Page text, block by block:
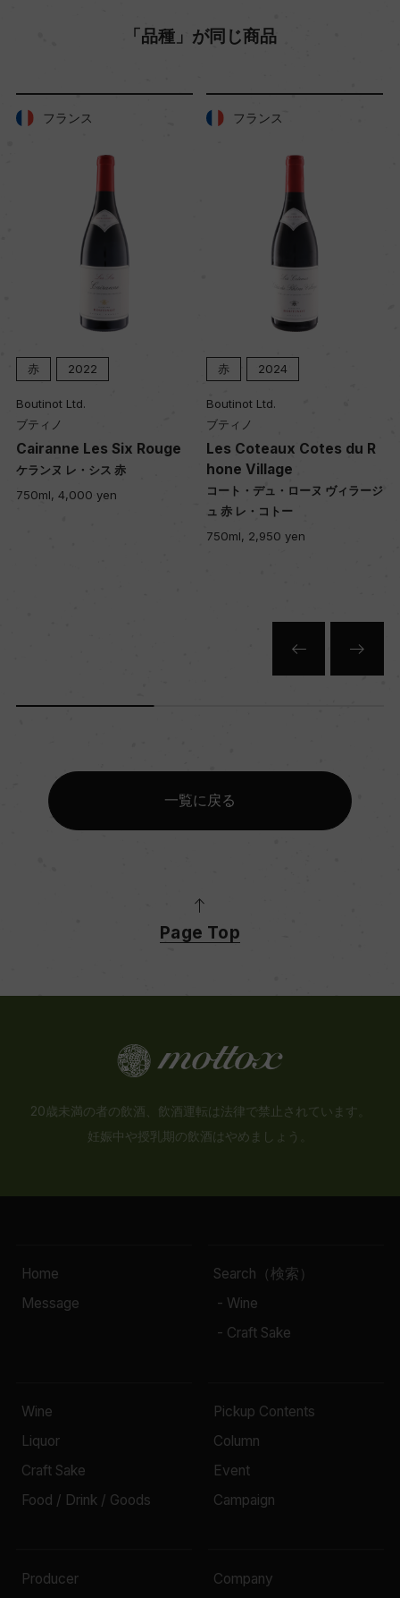
「品種」が同じ商品
フランス
赤 2022
Boutinot Ltd.
ブティノ
Cairanne Les Six Rouge
ケランヌ レ・シス 赤
750ml, 4,000 yen
フランス
赤 2024
Boutinot Ltd.
ブティノ
Les Coteaux Cotes du R
hone Village
コート・デュ・ローヌ ヴィラージ
ュ 赤 レ・コトー
750ml, 2,950 yen
一覧に戻る
Page Top
20歳未満の者の飲酒、飲酒運転は法律で禁止されています。
妊娠中や授乳期の飲酒はやめましょう。
Home
Message
Search（検索）
- Wine
- Craft Sake
Wine
Liquor
Craft Sake
Food / Drink / Goods
Pickup Contents
Column
Event
Campaign
Producer Company